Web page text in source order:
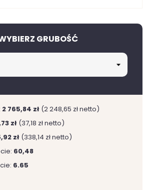
GRUBOŚĆ
2 765,84 zł (2 248,65 zł netto)
zł (37,18 zł netto)
zł (338,14 zł netto)
60,48
6.65